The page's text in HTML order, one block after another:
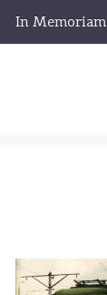
In Memoriam